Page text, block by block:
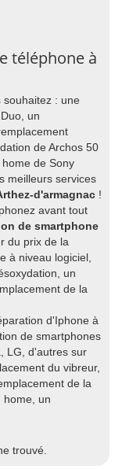
téléphone à
souhaitez : une
un
de Archos 50
de Sony
meilleurs services
d'armagnac !
avant tout
de smartphone
du prix de la
à niveau logiciel,
un
de la
d'Iphone à
de smartphones
LG, d'autres sur
du vibreur,
de la
home, un
trouvé.